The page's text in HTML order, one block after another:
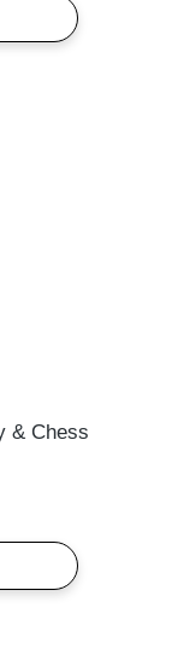
& Chess